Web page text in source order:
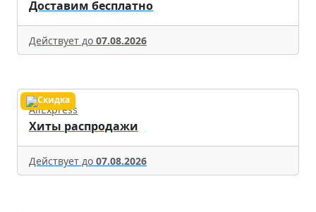
Доставим бесплатно
Действует до 07.08.2026
AliExpress
Хиты распродажи
Действует до 07.08.2026